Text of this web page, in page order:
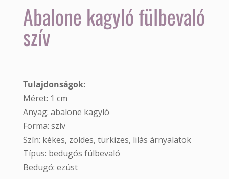
Abalone kagyló fülbevaló
szív
Tulajdonságok:
Méret: 1 cm
Anyag: abalone kagyló
Forma: szív
Szín: kékes, zöldes, türkizes, lilás árnyalatok
Típus: bedugós fülbevaló
Bedugó: ezüst